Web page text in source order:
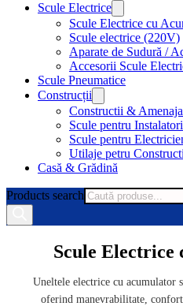
Scule Electrice
Scule Electrice cu
Scule electrice (220V)
Aparate de Sudură /
Accesorii Scule
Scule Pneumatice
Construcții
Constructii &
Scule pentru Instalatori
Scule pentru
Utilaje petru
Casă & Grădină
Products search
Scule Electrice
Uneltele electrice cu acumulator
oferind manevrabilitate,